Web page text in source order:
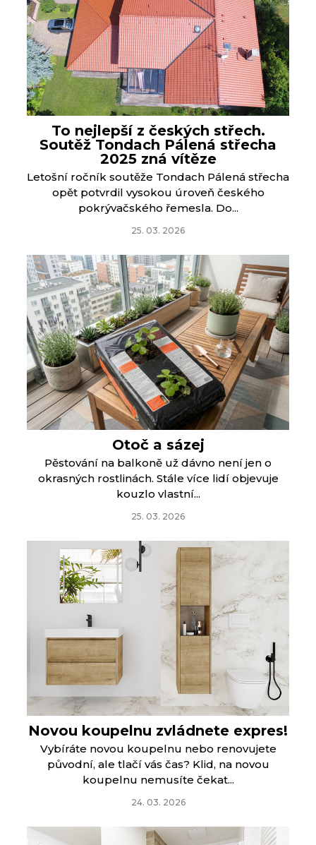
To nejlepší z českých střech.
Soutěž Tondach Pálená střecha
2025 zná vítěze
Letošní ročník soutěže Tondach Pálená střecha
opět potvrdil vysokou úroveň českého
pokrývačského řemesla. Do...
25. 03. 2026
Otoč a sázej
Pěstování na balkoně už dávno není jen o
okrasných rostlinách. Stále více lidí objevuje
kouzlo vlastní...
25. 03. 2026
Novou koupelnu zvládnete expres!
Vybíráte novou koupelnu nebo renovujete
původní, ale tlačí vás čas? Klid, na novou
koupelnu nemusíte čekat...
24. 03. 2026